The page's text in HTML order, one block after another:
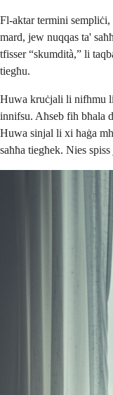
Fl-aktar termini sempliċi,
mard, jew nuqqas ta'
tfisser “skumdità,” li
tiegħu.
Huwa kruċjali li nifhmu
innifsu. Aħseb fih bħala
Huwa sinjal li xi ħaġa
saħħa tiegħek. Nies